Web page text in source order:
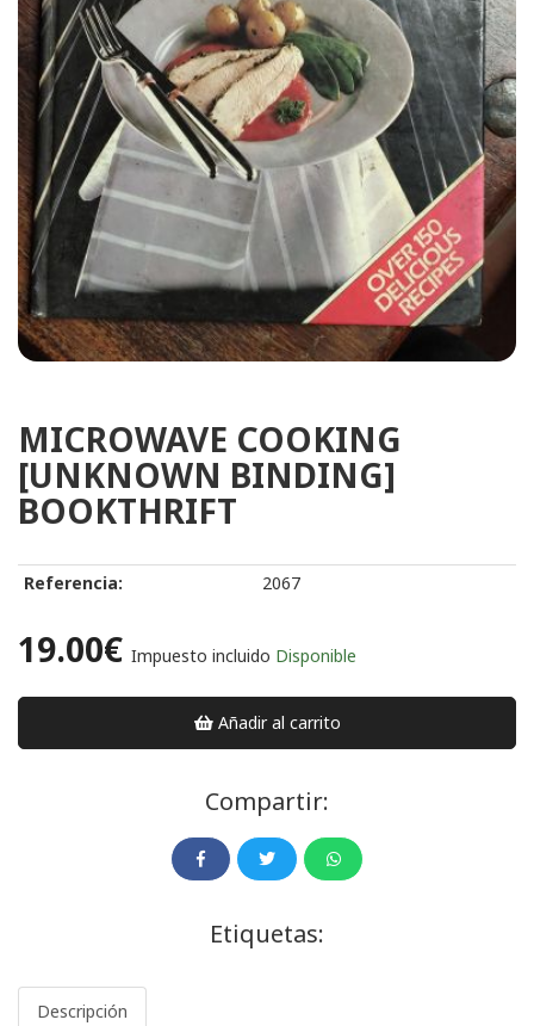
MICROWAVE COOKING
[UNKNOWN BINDING]
BOOKTHRIFT
Referencia: 2067
19.00€ Impuesto incluido Disponible
Añadir al carrito
Compartir:
Etiquetas:
Descripción